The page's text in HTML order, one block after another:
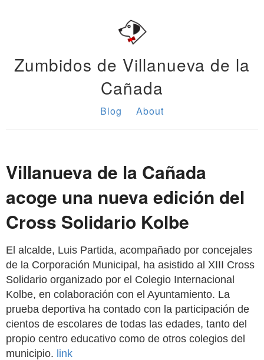
Zumbidos de Villanueva de la
Cañada
Blog About
Villanueva de la Cañada
acoge una nueva edición del
Cross Solidario Kolbe
El alcalde, Luis Partida, acompañado por concejales
de la Corporación Municipal, ha asistido al XIII Cross
Solidario organizado por el Colegio Internacional
Kolbe, en colaboración con el Ayuntamiento. La
prueba deportiva ha contado con la participación de
cientos de escolares de todas las edades, tanto del
propio centro educativo como de otros colegios del
municipio. link